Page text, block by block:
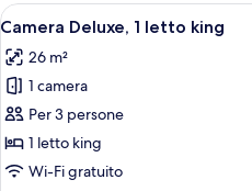
camera
letto
Apri
tutte
le
foto
per
Camera
Deluxe,
5
Camera Deluxe, 1 letto king
26 m²
1 camera
Per 3 persone
1 letto king
Wi-Fi gratuito